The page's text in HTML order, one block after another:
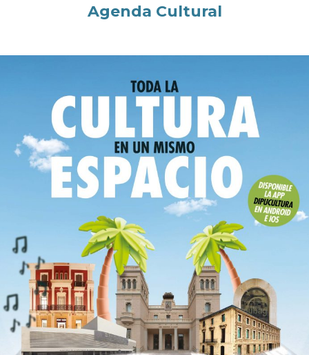
Agenda Cultural